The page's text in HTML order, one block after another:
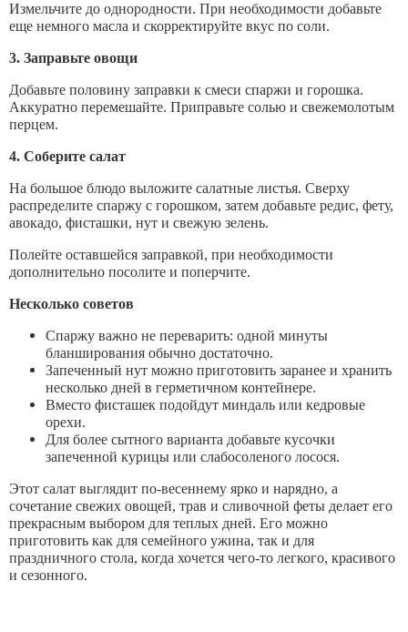
Измельчите до однородности. При необходимости добавьте
еще немного масла и скорректируйте вкус по соли.
3. Заправьте овощи
Добавьте половину заправки к смеси спаржи и горошка.
Аккуратно перемешайте. Приправьте солью и свежемолотым
перцем.
4. Соберите салат
На большое блюдо выложите салатные листья. Сверху
распределите спаржу с горошком, затем добавьте редис, фету,
авокадо, фисташки, нут и свежую зелень.
Полейте оставшейся заправкой, при необходимости
дополнительно посолите и поперчите.
Несколько советов
Спаржу важно не переварить: одной минуты
бланширования обычно достаточно.
Запеченный нут можно приготовить заранее и хранить
несколько дней в герметичном контейнере.
Вместо фисташек подойдут миндаль или кедровые
орехи.
Для более сытного варианта добавьте кусочки
запеченной курицы или слабосоленого лосося.
Этот салат выглядит по-весеннему ярко и нарядно, а
сочетание свежих овощей, трав и сливочной феты делает его
прекрасным выбором для теплых дней. Его можно
приготовить как для семейного ужина, так и для
праздничного стола, когда хочется чего-то легкого, красивого
и сезонного.